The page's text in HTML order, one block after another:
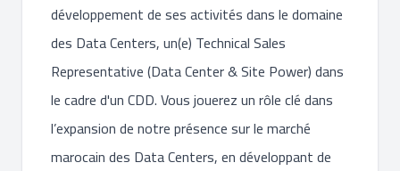
développement de ses activités dans le domaine
des Data Centers, un(e) Technical Sales
Representative (Data Center & Site Power) dans
le cadre d'un CDD. Vous jouerez un rôle clé dans
l’expansion de notre présence sur le marché
marocain des Data Centers, en développant de